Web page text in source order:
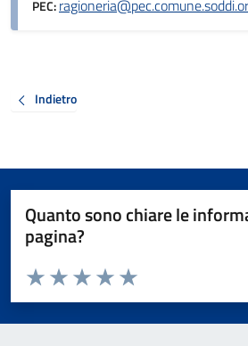
PEC:
Indietro
Quanto sono chiare le
pagina?
Valuta da 1 a 5 stelle la pagina
Valuta 5 stelle su 5
Valuta 4 stelle su 5
Valuta 3 stelle su 5
Valuta 2 stelle su 5
Valuta 1 stelle su 5